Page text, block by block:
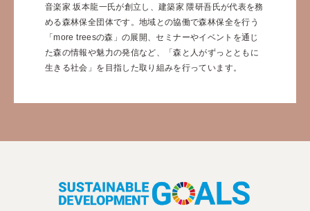
音楽家 坂本龍一氏が創立し、建築家 隈研吾氏が代表を務
める森林保全団体です。地域との協働で森林保全を行う
「more treesの森」の展開、セミナーやイベントを通じ
た森の情報や魅力の発信など、「森と人がずっとともに
生きる社会」を目指した取り組みを行っています。